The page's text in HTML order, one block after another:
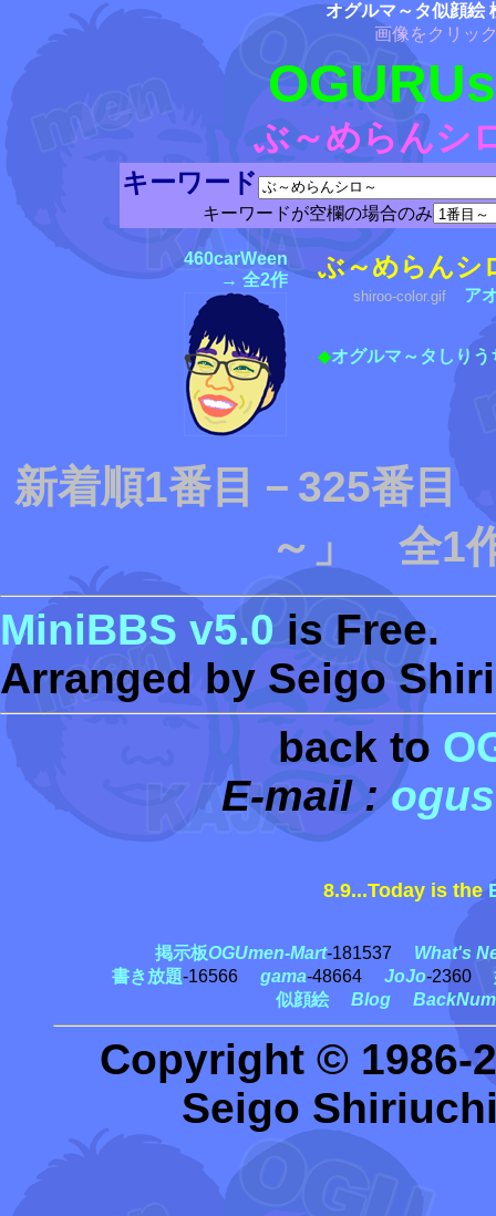
オグルマ～タ似顔絵
画像をクリッ
ぶ～めらんシ
キーワード
キーワードが空欄の場合のみ
460carWeen
→ 全2作
ぶ～めらんシ
shiroo-color.gif ア
◆オグルマ～タしりう
新着順1番目－325番目
～」 全1
MiniBBS v5.0 is Free.
Arranged by Seigo
back to
E-mail :
8.9...Today is the
掲示板OGUmen-Mart-181537 What's
書き放題-16566 gama-48664 JoJo-2360
似顔絵
Blog
Copyright © 1986-
Seigo